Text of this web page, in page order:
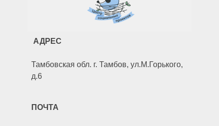
АДРЕС
Тамбовская обл. г. Тамбов, ул.М.Горького,
д.6
ПОЧТА